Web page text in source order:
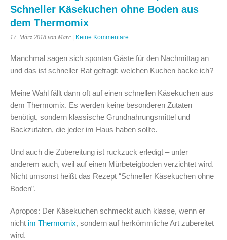
Schneller Käsekuchen ohne Boden aus
dem Thermomix
17. März 2018 von Marc | Keine Kommentare
Manchmal sagen sich spontan Gäste für den Nachmittag an
und das ist schneller Rat gefragt: welchen Kuchen backe ich?
Meine Wahl fällt dann oft auf einen schnellen Käsekuchen aus
dem Thermomix. Es werden keine besonderen Zutaten
benötigt, sondern klassische Grundnahrungsmittel und
Backzutaten, die jeder im Haus haben sollte.
Und auch die Zubereitung ist ruckzuck erledigt – unter
anderem auch, weil auf einen Mürbeteigboden verzichtet wird.
Nicht umsonst heißt das Rezept “Schneller Käsekuchen ohne
Boden”.
Apropos: Der Käsekuchen schmeckt auch klasse, wenn er
nicht im Thermomix, sondern auf herkömmliche Art zubereitet
wird.